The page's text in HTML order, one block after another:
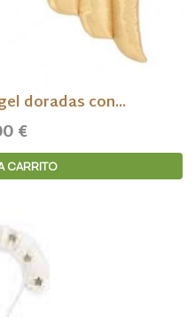
doradas con...
€
CARRITO